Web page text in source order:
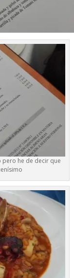
pero he de decir que